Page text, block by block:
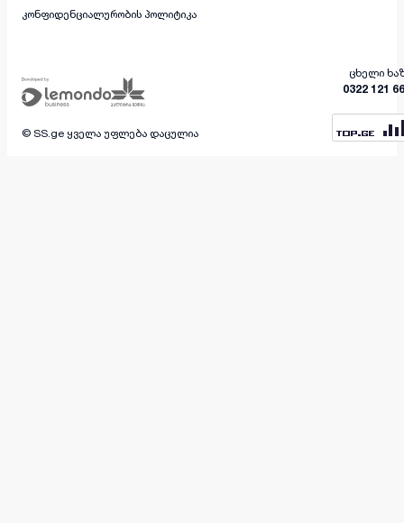
კონფიდენციალურობის პოლიტიკა
ცხელი
0322 121
© SS.ge ყველა უფლება დაცულია